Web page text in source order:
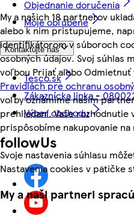
My a našich 18 partnerov
alebo k nim pristupujeme,
identifikátorom v súboroch
osobných údajov. Svoj súhlas
voľbou Prijať alebo
Pravidlách pre ochranu
voľby oznámime našim
prehliadaní. Vaše rozhodnutie
prispôsobíme nakupovanie na
Svoje nastavenia súhlasu
Nastavenia cookies v pätičke
My a naši partneri
Objednanie doručenia
Moje obľúbené
Kontaktujte nás
Tesco.sk
Zákaznícka linka -
Výber obchodu
followUs